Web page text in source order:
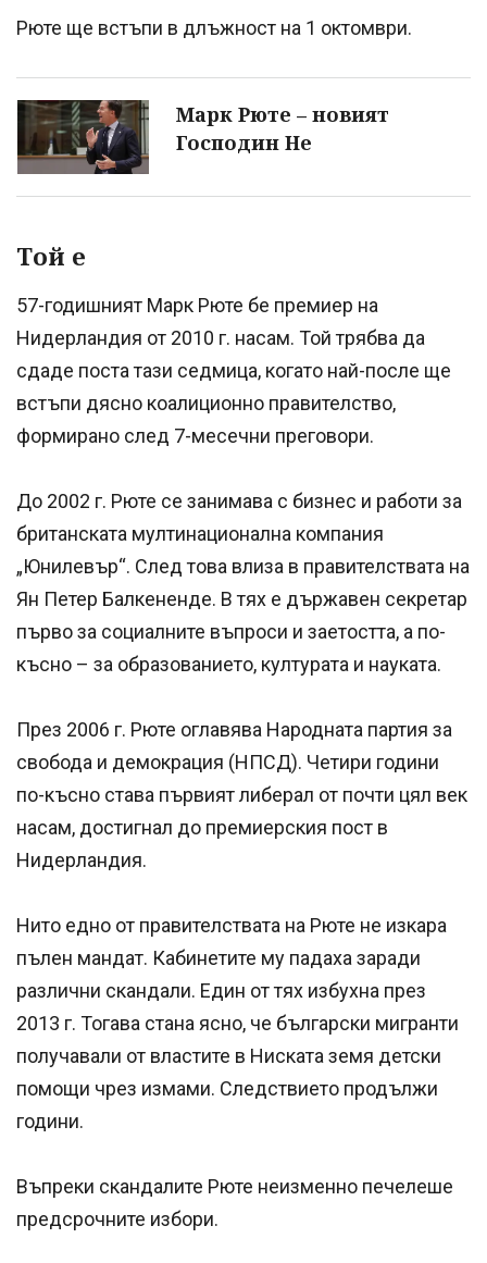
Рюте ще встъпи в длъжност на 1 октомври.
Марк Рюте – новият
Господин Не
Той е
57-годишният Марк Рюте бе премиер на
Нидерландия от 2010 г. насам. Той трябва да
сдаде поста тази седмица, когато най-после ще
встъпи дясно коалиционно правителство,
формирано след 7-месечни преговори.
До 2002 г. Рюте се занимава с бизнес и работи за
британската мултинационална компания
„Юнилевър“. След това влиза в правителствата на
Ян Петер Балкененде. В тях е държавен секретар
първо за социалните въпроси и заетостта, а по-
късно – за образованието, културата и науката.
През 2006 г. Рюте оглавява Народната партия за
свобода и демокрация (НПСД). Четири години
по-късно става първият либерал от почти цял век
насам, достигнал до премиерския пост в
Нидерландия.
Нито едно от правителствата на Рюте не изкара
пълен мандат. Кабинетите му падаха заради
различни скандали. Един от тях избухна през
2013 г. Тогава стана ясно, че български мигранти
получавали от властите в Ниската земя детски
помощи чрез измами. Следствието продължи
години.
Въпреки скандалите Рюте неизменно печелеше
предсрочните избори.